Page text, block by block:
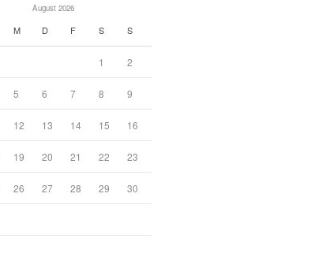
August 2026
M D F S S
1 2
5 6 7 8 9
12 13 14 15 16
19 20 21 22 23
26 27 28 29 30